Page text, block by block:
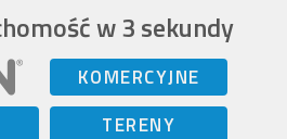
w 3 sekundy
KOMERCYJNE
TERENY